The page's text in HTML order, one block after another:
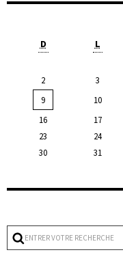
D L
2
3
9
10
16
17
23
24
30
31